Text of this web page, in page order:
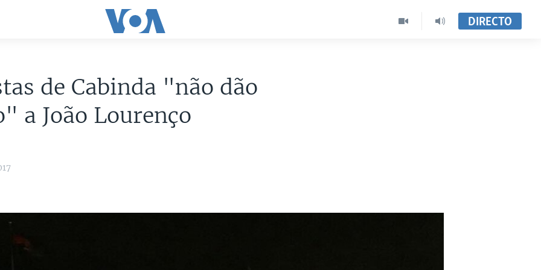
DIRECTO
de Cabinda "não dão
a João Lourenço